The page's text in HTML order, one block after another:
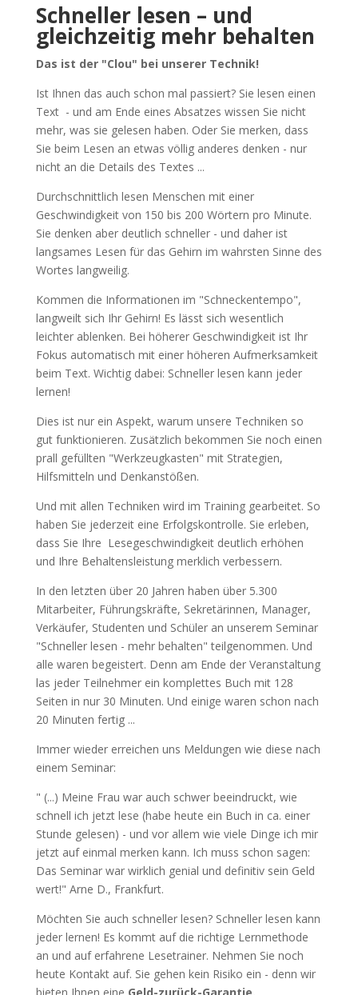
Schneller lesen – und
gleichzeitig mehr behalten
Das ist der "Clou" bei unserer Technik!
Ist Ihnen das auch schon mal passiert? Sie lesen einen
Text - und am Ende eines Absatzes wissen Sie nicht
mehr, was sie gelesen haben. Oder Sie merken, dass
Sie beim Lesen an etwas völlig anderes denken - nur
nicht an die Details des Textes ...
Durchschnittlich lesen Menschen mit einer
Geschwindigkeit von 150 bis 200 Wörtern pro Minute.
Sie denken aber deutlich schneller - und daher ist
langsames Lesen für das Gehirn im wahrsten Sinne des
Wortes langweilig.
Kommen die Informationen im "Schneckentempo",
langweilt sich Ihr Gehirn! Es lässt sich wesentlich
leichter ablenken. Bei höherer Geschwindigkeit ist Ihr
Fokus automatisch mit einer höheren Aufmerksamkeit
beim Text. Wichtig dabei: Schneller lesen kann jeder
lernen!
Dies ist nur ein Aspekt, warum unsere Techniken so
gut funktionieren. Zusätzlich bekommen Sie noch einen
prall gefüllten "Werkzeugkasten" mit Strategien,
Hilfsmitteln und Denkanstößen.
Und mit allen Techniken wird im Training gearbeitet. So
haben Sie jederzeit eine Erfolgskontrolle. Sie erleben,
dass Sie Ihre Lesegeschwindigkeit deutlich erhöhen
und Ihre Behaltensleistung merklich verbessern.
In den letzten über 20 Jahren haben über 5.300
Mitarbeiter, Führungskräfte, Sekretärinnen, Manager,
Verkäufer, Studenten und Schüler an unserem Seminar
"Schneller lesen - mehr behalten" teilgenommen. Und
alle waren begeistert. Denn am Ende der Veranstaltung
las jeder Teilnehmer ein komplettes Buch mit 128
Seiten in nur 30 Minuten. Und einige waren schon nach
20 Minuten fertig ...
Immer wieder erreichen uns Meldungen wie diese nach
einem Seminar:
" (...) Meine Frau war auch schwer beeindruckt, wie
schnell ich jetzt lese (habe heute ein Buch in ca. einer
Stunde gelesen) - und vor allem wie viele Dinge ich mir
jetzt auf einmal merken kann. Ich muss schon sagen:
Das Seminar war wirklich genial und definitiv sein Geld
wert!" Arne D., Frankfurt.
Möchten Sie auch schneller lesen? Schneller lesen kann
jeder lernen! Es kommt auf die richtige Lernmethode
an und auf erfahrene Lesetrainer. Nehmen Sie noch
heute Kontakt auf. Sie gehen kein Risiko ein - denn wir